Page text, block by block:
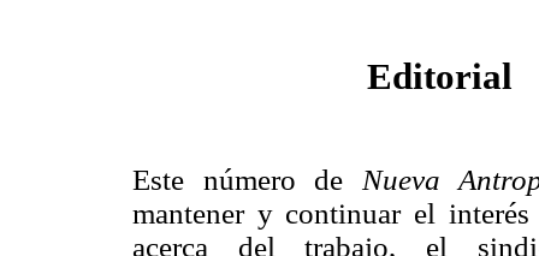
Editorial
Este número de Nueva
mantener y continuar el
acerca del trabajo, el